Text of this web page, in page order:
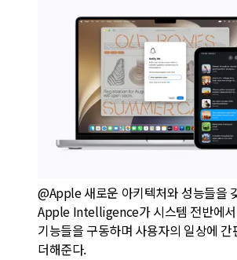
@Apple 새로운 아키텍처와 성능들을
Apple Intelligence가 시스템 전반에
기능들을 구동하며 사용자의 일상에 간
더해준다.